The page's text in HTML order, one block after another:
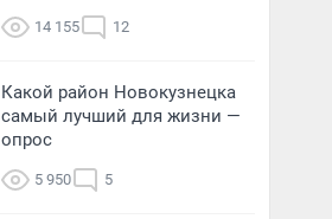
14 155 12
Какой район Новокузнецка
самый лучший для жизни —
опрос
5 950 5